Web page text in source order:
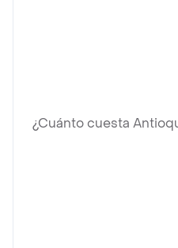
¿Cuánto cuesta